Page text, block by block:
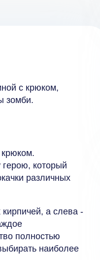
с крюком,
зомби.
который
различных
а слева -
полностью
наиболее